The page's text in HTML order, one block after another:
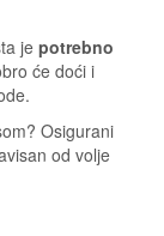
je potrebno
će doći i
Osigurani
od volje